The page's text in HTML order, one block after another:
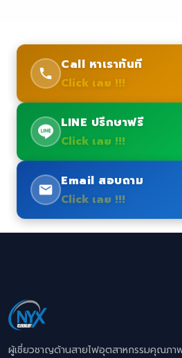
Call หาเราทันที
Click เลย !!!
LINE ปรึกษาฟรี
Click เลย !!!
Email สอบถาม
Click เลย !!!
ผู้เชี่ยวชาญด้านสายไฟอุตสาหกรรมคุณภา